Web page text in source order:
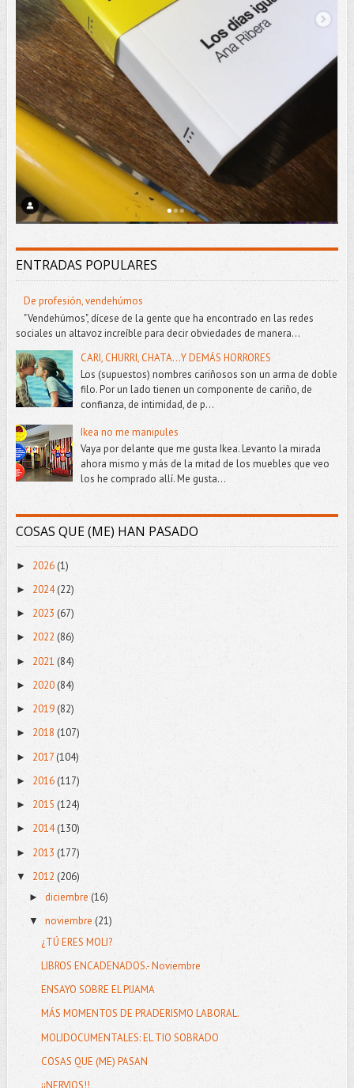
ENTRADAS POPULARES
De profesión, vendehúmos
"Vendehúmos", dícese de la gente que ha encontrado en las redes
sociales un altavoz increíble para decir obviedades de manera...
CARI, CHURRI, CHATA...Y DEMÁS HORRORES
Los (supuestos) nombres cariñosos son un arma de doble
filo. Por un lado tienen un componente de cariño, de
confianza, de intimidad, de p...
Ikea no me manipules
Vaya por delante que me gusta Ikea. Levanto la mirada
ahora mismo y más de la mitad de los muebles que veo
los he comprado allí. Me gusta...
COSAS QUE (ME) HAN PASADO
► 2026 (1)
► 2024(22)
► 2023 (67)
► 2022 (86)
► 2021 (84)
► 2020 (84)
► 2019 (82)
► 2018 (107)
► 2017 (104)
► 2016(117)
► 2015 (124)
► 2014(130)
► 2013 (177)
▼ 2012 (206)
► diciembre (16)
▼ noviembre (21)
¿TÚ ERES MOLI?
LIBROS ENCADENADOS.- Noviembre
ENSAYO SOBRE EL PIJAMA
MÁS MOMENTOS DE PRADERISMO LABORAL.
MOLIDOCUMENTALES: EL TIO SOBRADO
COSAS QUE (ME) PASAN
¡¡NERVIOS!!